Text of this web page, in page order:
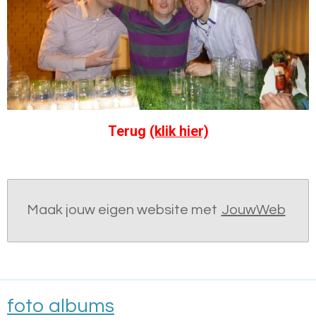
Terug (klik hier)
Maak jouw eigen website met JouwWeb
foto albums